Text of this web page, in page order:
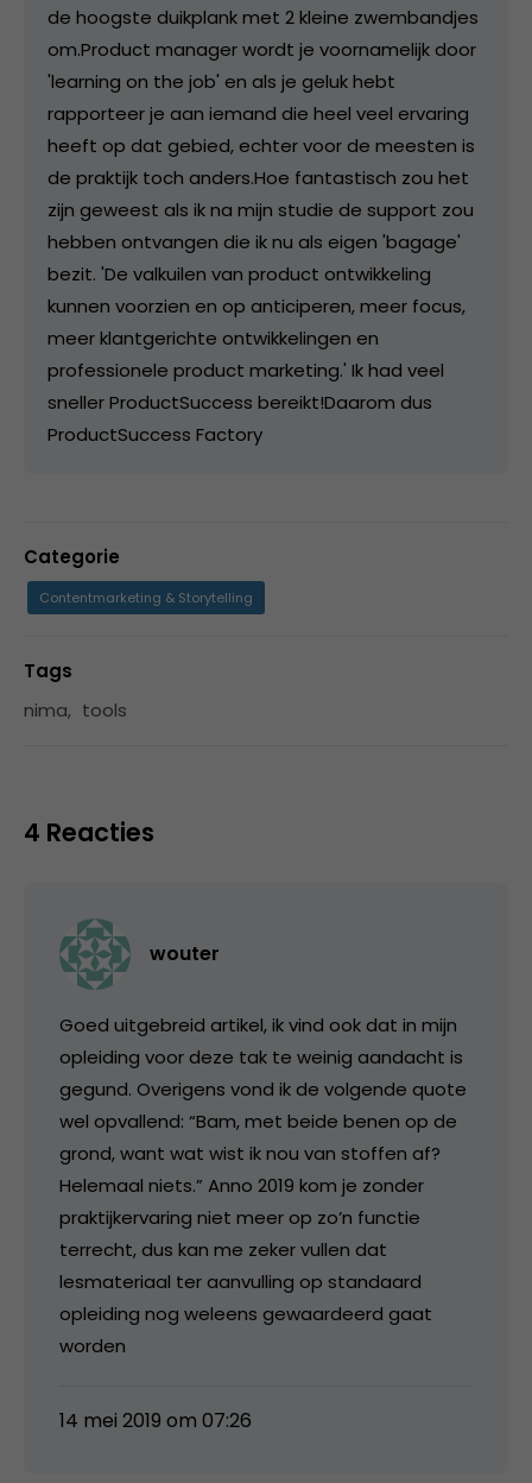
de hoogste duikplank met 2 kleine zwembandjes
om. ​ Product manager wordt je voornamelijk door
'learning on the job' en als je geluk hebt
rapporteer je aan iemand die heel veel ervaring
heeft op dat gebied, echter voor de meesten is
de praktijk toch anders. ​ Hoe fantastisch zou het
zijn geweest als ik na mijn studie de support zou
hebben ontvangen die ik nu als eigen 'bagage'
bezit. 'De valkuilen van product ontwikkeling
kunnen voorzien en op anticiperen, meer focus,
meer klantgerichte ontwikkelingen en
professionele product marketing.' Ik had veel
sneller ProductSuccess bereikt! ​ Daarom dus
ProductSuccess Factory ​
Categorie
Contentmarketing & Storytelling
Tags
nima, tools
4 Reacties
wouter
Goed uitgebreid artikel, ik vind ook dat in mijn
opleiding voor deze tak te weinig aandacht is
gegund. Overigens vond ik de volgende quote
wel opvallend: “Bam, met beide benen op de
grond, want wat wist ik nou van stoffen af?
Helemaal niets.” Anno 2019 kom je zonder
praktijkervaring niet meer op zo’n functie
terrecht, dus kan me zeker vullen dat
lesmateriaal ter aanvulling op standaard
opleiding nog weleens gewaardeerd gaat
worden
14 mei 2019 om 07:26